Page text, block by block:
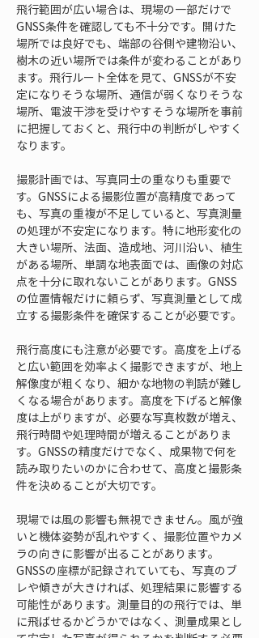
飛行範囲が広い場合は、現場の一部だけで
GNSS条件を確認しても不十分です。開けた
場所では良好でも、端部の谷側や建物沿い、
樹木の近い場所では条件が変わることがあり
ます。飛行ルート全体を見て、GNSSが不安
定になりそうな場所、通信が弱くなりそうな
場所、電波干渉を受けやすそうな場所を事前
に把握しておくと、飛行中の判断がしやすく
なります。
撮影計画では、写真同士の重なりも重要で
す。GNSSによる撮影位置が高精度であって
も、写真の重複が不足していると、写真測量
の処理が不安定になります。特に地形変化の
大きい場所、法面、造成地、河川沿い、植生
がある場所、単調な地表面では、画像の対応
点を十分に取れないことがあります。GNSS
の位置情報だけに頼らず、写真測量として成
立する撮影条件を確保することが必要です。
飛行高度にも注意が必要です。高度を上げる
と広い範囲を効率よく撮影できますが、地上
解像度が粗くなり、細かな地物の判読が難し
くなる場合があります。高度を下げると解像
度は上がりますが、必要な写真枚数が増え、
飛行時間や処理時間が増えることがありま
す。GNSSの精度だけでなく、成果物で何を
読み取りたいのかに合わせて、高度と撮影条
件を決めることが大切です。
現場では風の影響も無視できません。風が強
いと機体姿勢が乱れやすく、撮影位置やカメ
ラの向きに影響が出ることがあります。
GNSSの座標が記録されていても、写真のブ
レや傾きが大きければ、処理結果に影響する
可能性があります。測量目的の飛行では、単
に飛ばせるかどうかではなく、測量成果とし